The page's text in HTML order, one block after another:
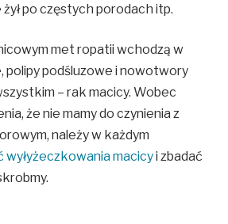
po częstych porodach itp.
met ropatii wchodzą w
polipy podśluzowe i nowotwory
– rak macicy. Wobec
że nie mamy do czynienia z
należy w każdym
macicyi zbadać